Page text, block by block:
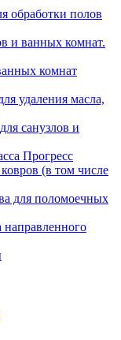
обработки полов
и ванных комнат.
комнат
удаления масла,
санузлов и
Прогресс
(в том числе
для поломоечных